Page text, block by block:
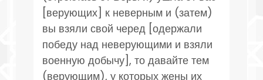
[верующих] к неверным и (затем)
вы взяли свой черед [одержали
победу над неверующими и взяли
военную добычу], то давайте тем
(верующим), у которых жены их